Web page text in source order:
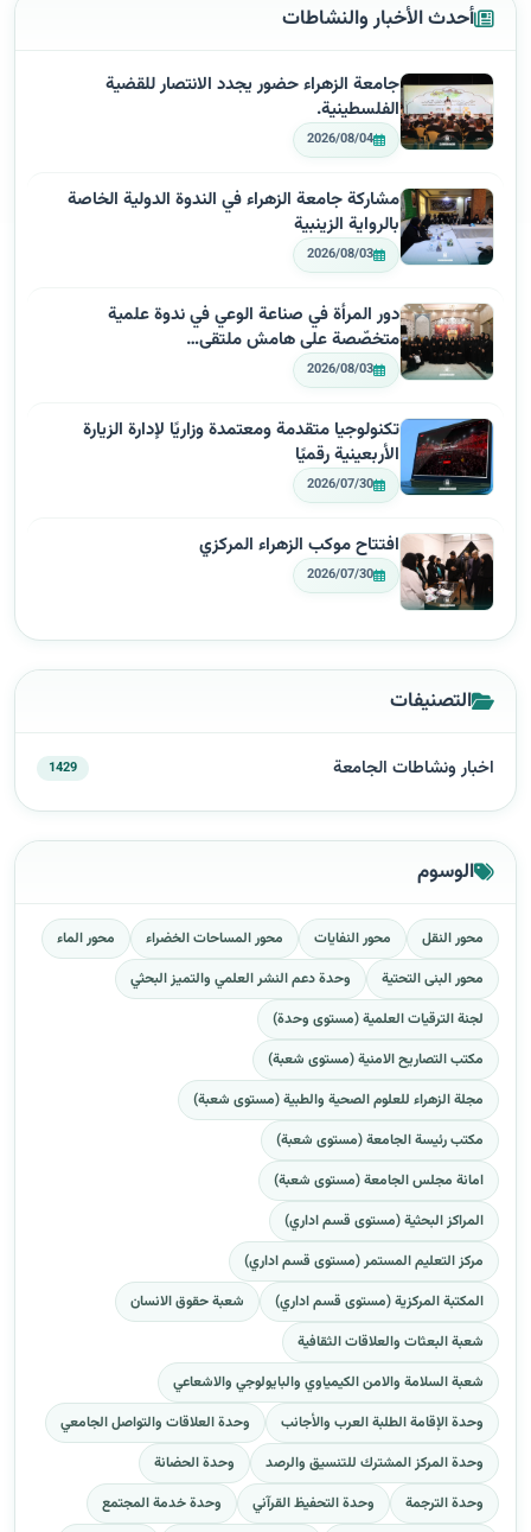
أحدث الأخبار والنشاطات
جامعة الزهراء حضور يجدد الانتصار للقضية
الفلسطينية.
2026/08/04
مشاركة جامعة الزهراء في الندوة الدولية الخاصة
بالرواية الزينبية
2026/08/03
دور المرأة في صناعة الوعي في ندوة علمية
متخصّصة على هامش ملتقى…
2026/08/03
تكنولوجيا متقدمة ومعتمدة وزاريًا لإدارة الزيارة
الأربعينية رقميًا
2026/07/30
افتتاح موكب الزهراء المركزي
2026/07/30
التصنيفات
اخبار ونشاطات الجامعة 1429
الوسوم
محور النقل محور النفايات محور المساحات الخضراء
محور الماء
محور البنى التحتية
وحدة دعم النشر العلمي والتميز البحثي
لجنة الترقيات العلمية (مستوى وحدة)
مكتب التصاريح الامنية (مستوى شعبة)
مجلة الزهراء للعلوم الصحية والطبية (مستوى شعبة)
مكتب رئيسة الجامعة (مستوى شعبة)
امانة مجلس الجامعة (مستوى شعبة)
المراكز البحثية (مستوى قسم اداري)
مركز التعليم المستمر (مستوى قسم اداري)
المكتبة المركزية (مستوى قسم اداري)
شعبة حقوق الانسان
شعبة البعثات والعلاقات الثقافية
شعبة السلامة والامن الكيمياوي والبايولوجي والاشعاعي
وحدة الإقامة الطلبة العرب والأجانب
وحدة العلاقات والتواصل الجامعي
وحدة المركز المشترك للتنسيق والرصد
وحدة الحضانة
وحدة الترجمة
وحدة التحفيظ القرآني
وحدة خدمة المجتمع